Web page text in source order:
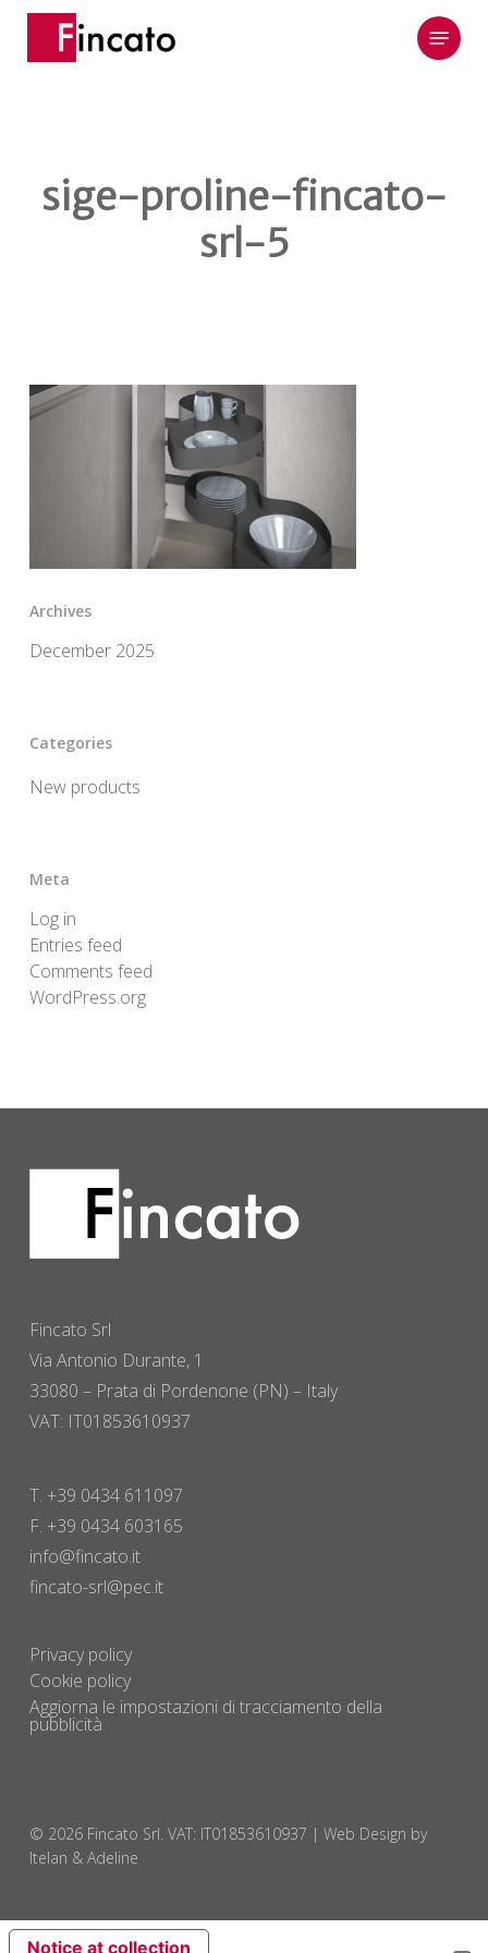
Skip
Menu
sige-proline-fincato-
srl-5
Archives
December 2025
Categories
New products
Meta
Log in
Entries feed
Comments feed
WordPress.org
Fincato Srl
Via Antonio Durante, 1
33080 – Prata di Pordenone (PN) – Italy
VAT: IT01853610937
T. +39 0434 611097
F. +39 0434 603165
info@fincato.it
fincato-srl@pec.it
Privacy policy
Cookie policy
Aggiorna le impostazioni di tracciamento della
pubblicità
© 2026 Fincato Srl. VAT: IT01853610937 | Web Design by
Itelan & Adeline
Notice at collection